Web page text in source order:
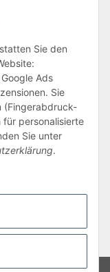
Sie den
Ads
Sie
(Fingerabdruck-
für personalisierte
Sie unter
.